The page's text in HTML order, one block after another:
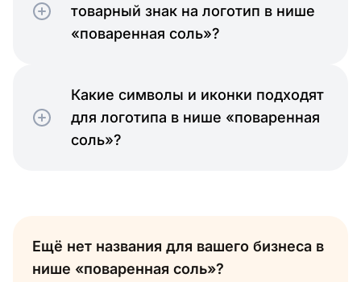
товарный знак на логотип в нише
«поваренная соль»?
Какие символы и иконки подходят
для логотипа в нише «поваренная
соль»?
Ещё нет названия для вашего бизнеса в
нише «поваренная соль»?